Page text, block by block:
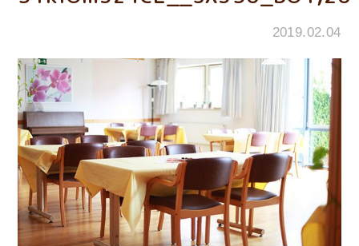
2019.02.04